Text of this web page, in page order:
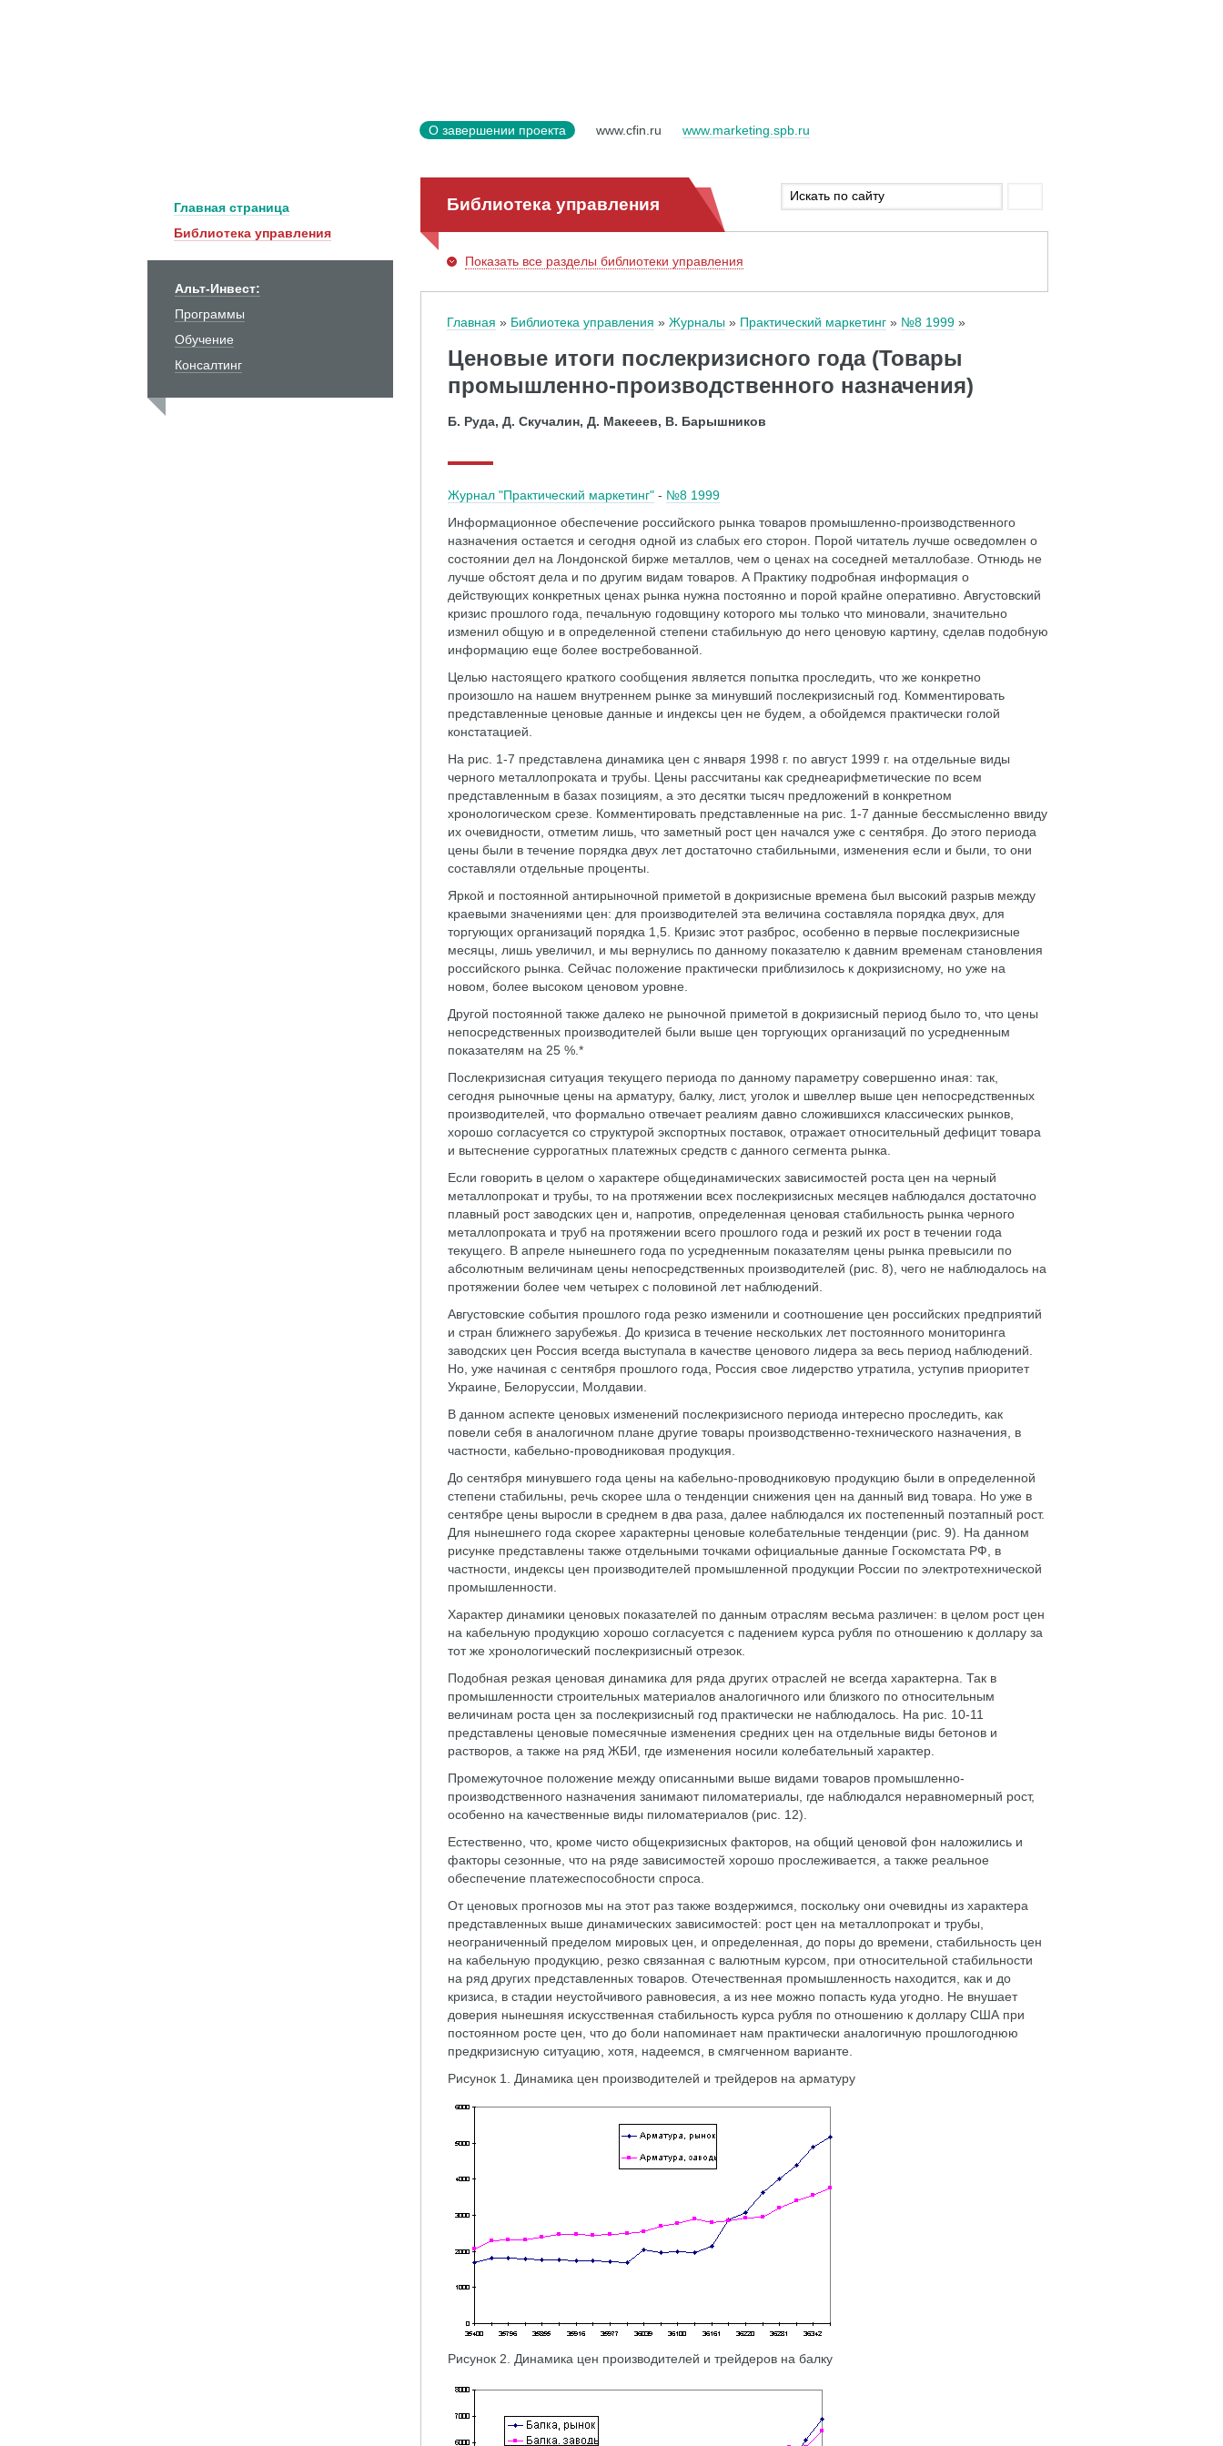
О завершении проекта www.cfin.ru www.marketing.spb.ru
Главная страница
Библиотека управления
Альт-Инвест:
Программы
Обучение
Консалтинг
Библиотека управления
Показать все разделы библиотеки управления
Главная Библиотека управления Журналы Практический маркетинг №8 1999
Ценовые итоги послекризисного года (Товары
промышленно-производственного назначения)
Б. Руда, Д. Скучалин, Д. Макееев, В. Барышников
Журнал "Практический маркетинг" - №8 1999
Информационное обеспечение российского рынка товаров промышленно-производственного
назначения остается и сегодня одной из слабых его сторон. Порой читатель лучше осведомлен о
состоянии дел на Лондонской бирже металлов, чем о ценах на соседней металлобазе. Отнюдь не
лучше обстоят дела и по другим видам товаров. А Практику подробная информация о
действующих конкретных ценах рынка нужна постоянно и порой крайне оперативно. Августовский
кризис прошлого года, печальную годовщину которого мы только что миновали, значительно
изменил общую и в определенной степени стабильную до него ценовую картину, сделав подобную
информацию еще более востребованной.
Целью настоящего краткого сообщения является попытка проследить, что же конкретно
произошло на нашем внутреннем рынке за минувший послекризисный год. Комментировать
представленные ценовые данные и индексы цен не будем, а обойдемся практически голой
констатацией.
На рис. 1-7 представлена динамика цен с января 1998 г. по август 1999 г. на отдельные виды
черного металлопроката и трубы. Цены рассчитаны как среднеарифметические по всем
представленным в базах позициям, а это десятки тысяч предложений в конкретном
хронологическом срезе. Комментировать представленные на рис. 1-7 данные бессмысленно ввиду
их очевидности, отметим лишь, что заметный рост цен начался уже с сентября. До этого периода
цены были в течение порядка двух лет достаточно стабильными, изменения если и были, то они
составляли отдельные проценты.
Яркой и постоянной антирыночной приметой в докризисные времена был высокий разрыв между
краевыми значениями цен: для производителей эта величина составляла порядка двух, для
торгующих организаций порядка 1,5. Кризис этот разброс, особенно в первые послекризисные
месяцы, лишь увеличил, и мы вернулись по данному показателю к давним временам становления
российского рынка. Сейчас положение практически приблизилось к докризисному, но уже на
новом, более высоком ценовом уровне.
Другой постоянной также далеко не рыночной приметой в докризисный период было то, что цены
непосредственных производителей были выше цен торгующих организаций по усредненным
показателям на 25 %.*
Послекризисная ситуация текущего периода по данному параметру совершенно иная: так,
сегодня рыночные цены на арматуру, балку, лист, уголок и швеллер выше цен непосредственных
производителей, что формально отвечает реалиям давно сложившихся классических рынков,
хорошо согласуется со структурой экспортных поставок, отражает относительный дефицит товара
и вытеснение суррогатных платежных средств с данного сегмента рынка.
Если говорить в целом о характере общединамических зависимостей роста цен на черный
металлопрокат и трубы, то на протяжении всех послекризисных месяцев наблюдался достаточно
плавный рост заводских цен и, напротив, определенная ценовая стабильность рынка черного
металлопроката и труб на протяжении всего прошлого года и резкий их рост в течении года
текущего. В апреле нынешнего года по усредненным показателям цены рынка превысили по
абсолютным величинам цены непосредственных производителей (рис. 8), чего не наблюдалось на
протяжении более чем четырех с половиной лет наблюдений.
Августовские события прошлого года резко изменили и соотношение цен российских предприятий
и стран ближнего зарубежья. До кризиса в течение нескольких лет постоянного мониторинга
заводских цен Россия всегда выступала в качестве ценового лидера за весь период наблюдений.
Но, уже начиная с сентября прошлого года, Россия свое лидерство утратила, уступив приоритет
Украине, Белоруссии, Молдавии.
В данном аспекте ценовых изменений послекризисного периода интересно проследить, как
повели себя в аналогичном плане другие товары производственно-технического назначения, в
частности, кабельно-проводниковая продукция.
До сентября минувшего года цены на кабельно-проводниковую продукцию были в определенной
степени стабильны, речь скорее шла о тенденции снижения цен на данный вид товара. Но уже в
сентябре цены выросли в среднем в два раза, далее наблюдался их постепенный поэтапный рост.
Для нынешнего года скорее характерны ценовые колебательные тенденции (рис. 9). На данном
рисунке представлены также отдельными точками официальные данные Госкомстата РФ, в
частности, индексы цен производителей промышленной продукции России по электротехнической
промышленности.
Характер динамики ценовых показателей по данным отраслям весьма различен: в целом рост цен
на кабельную продукцию хорошо согласуется с падением курса рубля по отношению к доллару за
тот же хронологический послекризисный отрезок.
Подобная резкая ценовая динамика для ряда других отраслей не всегда характерна. Так в
промышленности строительных материалов аналогичного или близкого по относительным
величинам роста цен за послекризисный год практически не наблюдалось. На рис. 10-11
представлены ценовые помесячные изменения средних цен на отдельные виды бетонов и
растворов, а также на ряд ЖБИ, где изменения носили колебательный характер.
Промежуточное положение между описанными выше видами товаров промышленно-
производственного назначения занимают пиломатериалы, где наблюдался неравномерный рост,
особенно на качественные виды пиломатериалов (рис. 12).
Естественно, что, кроме чисто общекризисных факторов, на общий ценовой фон наложились и
факторы сезонные, что на ряде зависимостей хорошо прослеживается, а также реальное
обеспечение платежеспособности спроса.
От ценовых прогнозов мы на этот раз также воздержимся, поскольку они очевидны из характера
представленных выше динамических зависимостей: рост цен на металлопрокат и трубы,
неограниченный пределом мировых цен, и определенная, до поры до времени, стабильность цен
на кабельную продукцию, резко связанная с валютным курсом, при относительной стабильности
на ряд других представленных товаров. Отечественная промышленность находится, как и до
кризиса, в стадии неустойчивого равновесия, а из нее можно попасть куда угодно. Не внушает
доверия нынешняя искусственная стабильность курса рубля по отношению к доллару США при
постоянном росте цен, что до боли напоминает нам практически аналогичную прошлогоднюю
предкризисную ситуацию, хотя, надеемся, в смягченном варианте.
Рисунок 1. Динамика цен производителей и трейдеров на арматуру
Рисунок 2. Динамика цен производителей и трейдеров на балку